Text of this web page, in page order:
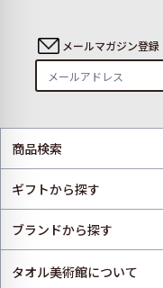
メールマガジン登録
商品検索
ギフトから探す
ブランドから探す
タオル美術館について